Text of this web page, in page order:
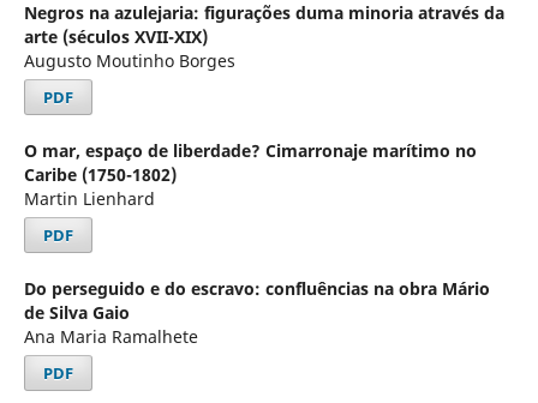
Negros na azulejaria: figurações duma minoria através da
arte (séculos XVII-XIX)
Augusto Moutinho Borges
PDF
O mar, espaço de liberdade? Cimarronaje marítimo no
Caribe (1750-1802)
Martin Lienhard
PDF
Do perseguido e do escravo: confluências na obra Mário
de Silva Gaio
Ana Maria Ramalhete
PDF